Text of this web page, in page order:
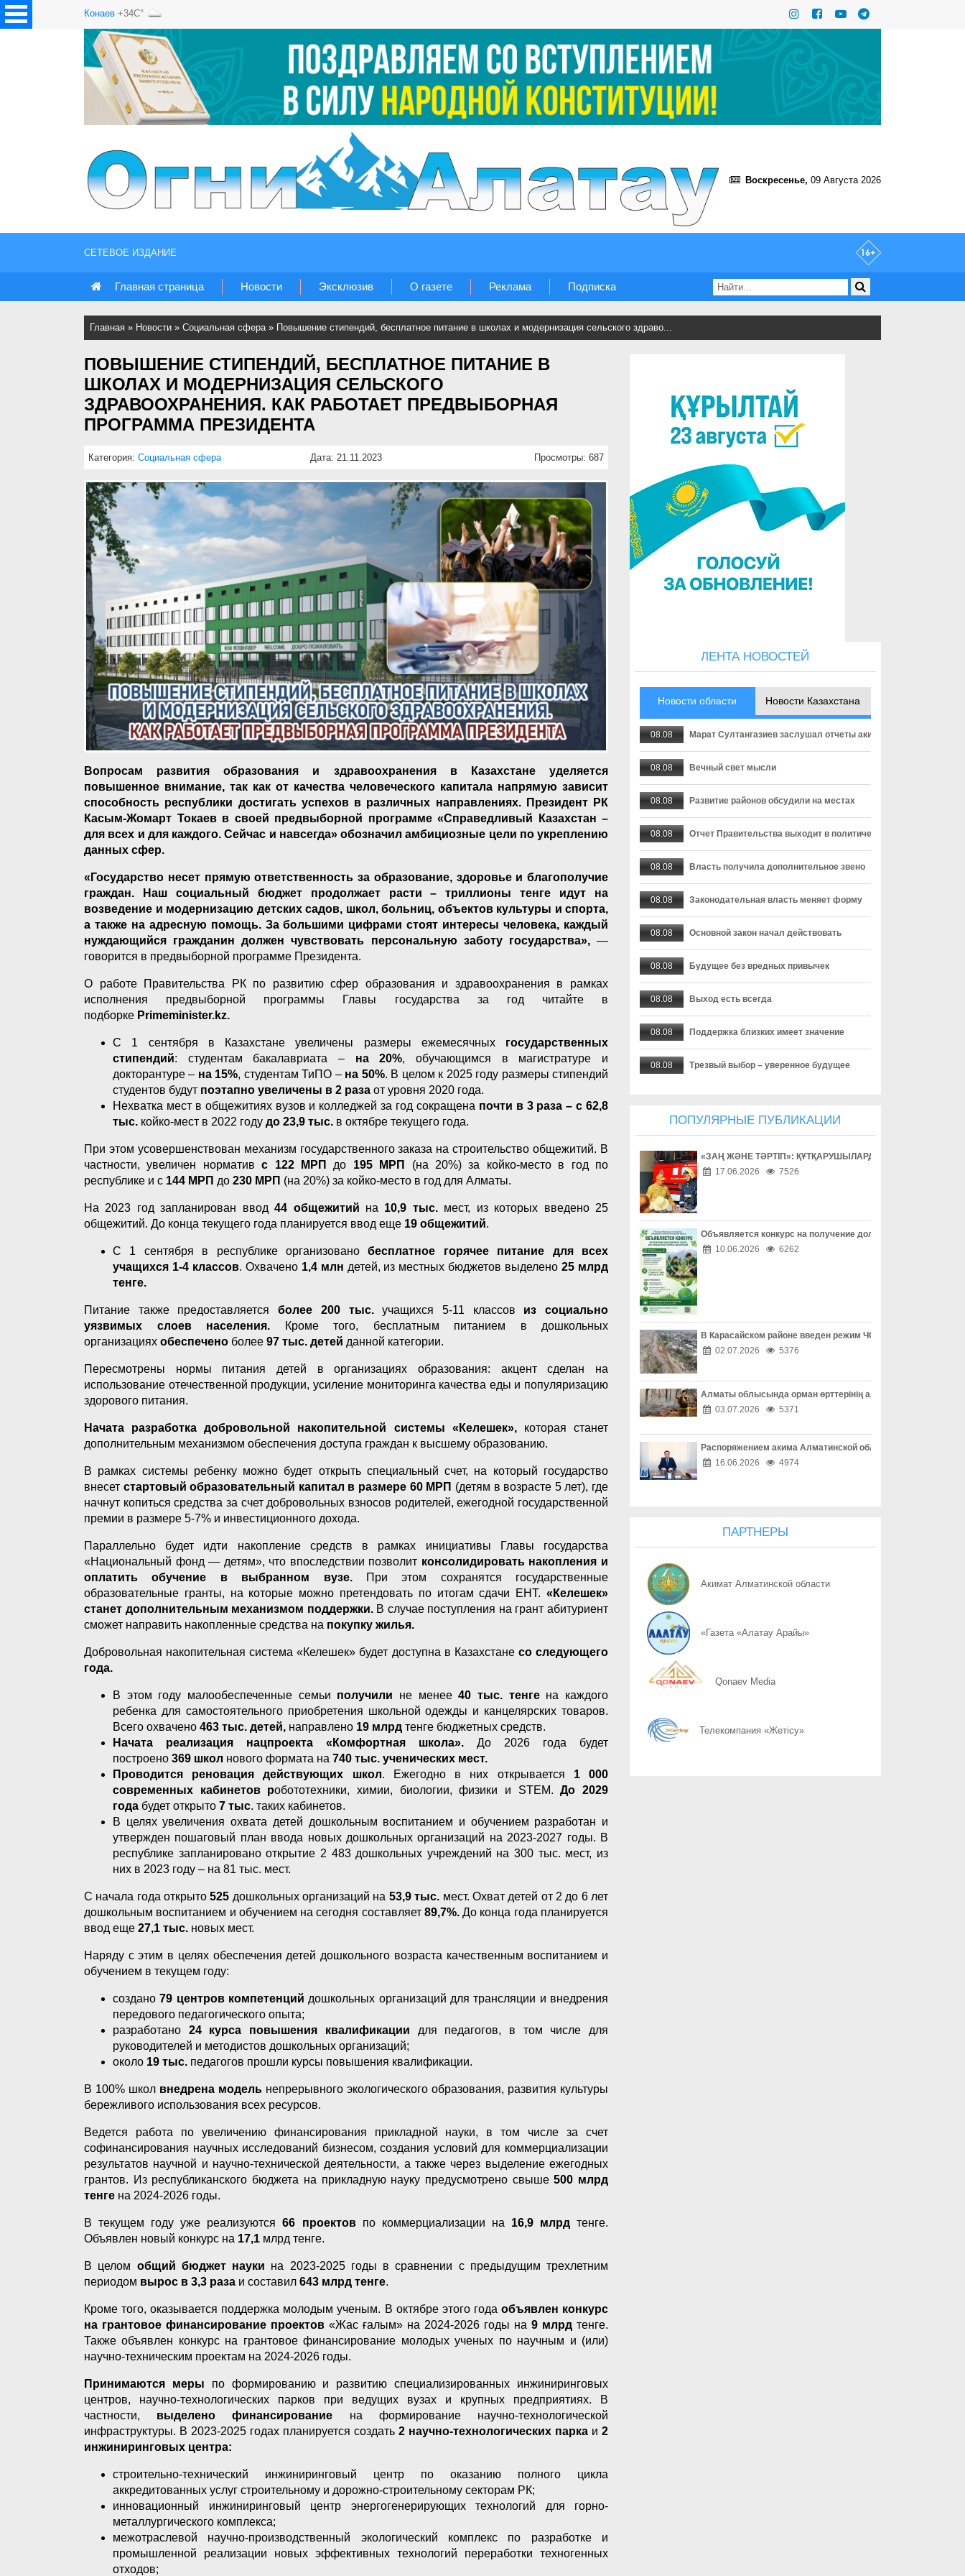
Конаев +34C°
Воскресенье, 09 Августа 2026
СЕТЕВОЕ ИЗДАНИЕ
Главная страница Новости Эксклюзив О газете Реклама Подписка
Главная » Новости » Социальная сфера » Повышение стипендий, бесплатное питание в школах и модернизация сельского здраво...
ПОВЫШЕНИЕ СТИПЕНДИЙ, БЕСПЛАТНОЕ ПИТАНИЕ В
ШКОЛАХ И МОДЕРНИЗАЦИЯ СЕЛЬСКОГО
ЗДРАВООХРАНЕНИЯ. КАК РАБОТАЕТ ПРЕДВЫБОРНАЯ
ПРОГРАММА ПРЕЗИДЕНТА
Категория: Социальная сфера Дата: 21.11.2023 Просмотры: 687
Вопросам развития образования и здравоохранения в Казахстане уделяется
повышенное внимание, так как от качества человеческого капитала напрямую зависит
способность республики достигать успехов в различных направлениях. Президент РК
Касым-Жомарт Токаев в своей предвыборной программе «Справедливый Казахстан –
для всех и для каждого. Сейчас и навсегда» обозначил амбициозные цели по укреплению
данных сфер.
«Государство несет прямую ответственность за образование, здоровье и благополучие
граждан. Наш социальный бюджет продолжает расти – триллионы тенге идут на
возведение и модернизацию детских садов, школ, больниц, объектов культуры и спорта,
а также на адресную помощь. За большими цифрами стоят интересы человека, каждый
нуждающийся гражданин должен чувствовать персональную заботу государства», —
говорится в предвыборной программе Президента.
О работе Правительства РК по развитию сфер образования и здравоохранения в рамках
исполнения предвыборной программы Главы государства за год читайте в
подборке Primeminister.kz.
С 1 сентября в Казахстане увеличены размеры ежемесячных государственных
стипендий: студентам бакалавриата – на 20%, обучающимся в магистратуре и
докторантуре – на 15%, студентам ТиПО – на 50%. В целом к 2025 году размеры стипендий
студентов будут поэтапно увеличены в 2 раза от уровня 2020 года.
Нехватка мест в общежитиях вузов и колледжей за год сокращена почти в 3 раза – с 62,8
тыс. койко-мест в 2022 году до 23,9 тыс. в октябре текущего года.
При этом усовершенствован механизм государственного заказа на строительство общежитий. В
частности, увеличен нормативс 122 МРП до 195 МРП
(на 20%) за койко-место в год по
республике и с 144 МРП до 230 МРП (на 20%) за койко-место в год для Алматы.
На 2023 год запланирован ввод44 общежитий на 10,9 тыс.мест, из которых введено 25
общежитий. До конца текущего года планируется ввод еще 19 общежитий.
С 1 сентября в республике организованобесплатное горячее питание для всех
учащихся 1-4 классов. Охвачено1,4 млн детей, из местных бюджетов выделено25 млрд
тенге.
Питание также предоставляетсяболее 200 тыс.учащихся 5-11 классов из социально
уязвимых слоев населения. Кроме того, бесплатным питанием в дошкольных
организациях обеспечено более 97 тыс. детей данной категории.
Пересмотрены нормы питания детей в организациях образования: акцент сделан на
использование отечественной продукции, усиление мониторинга качества еды и популяризацию
здорового питания.
Начата разработка добровольной накопительной системы «Келешек», которая станет
дополнительным механизмом обеспечения доступа граждан к высшему образованию.
В рамках системы ребенку можно будет открыть специальный счет, на который государство
внесет стартовый образовательный капитал в размере 60 МРП (детям в возрасте 5 лет), где
начнут копиться средства за счет добровольных взносов родителей, ежегодной государственной
премии в размере 5-7% и инвестиционного дохода.
Параллельно будет идти накопление средств в рамках инициативы Главы государства
«Национальный фонд — детям», что впоследствии позволит консолидировать накопления и
оплатить обучение в выбранном вузе.При этом сохранятся государственные
образовательные гранты, на которые можно претендовать по итогам сдачи ЕНТ. «Келешек»
станет дополнительным механизмом поддержки.В случае поступления на грант абитуриент
сможет направить накопленные средства на покупку жилья.
Добровольная накопительная система «Келешек» будет доступна в Казахстанесо следующего
года.
В этом году малообеспеченные семьи получили не менее40 тыс. тенгена каждого
ребенка для самостоятельного приобретения школьной одежды и канцелярских товаров.
Всего охвачено 463 тыс. детей, направлено 19 млрд тенге бюджетных средств.
Начата реализация нацпроекта «Комфортная школа». До 2026 года будет
построено 369 школ нового формата на 740 тыс. ученических мест.
Проводится реновация действующих школ. Ежегодно в них открывается 1 000
современных кабинетов робототехники, химии, биологии, физики и STEM.До 2029
года будет открыто 7 тыс. таких кабинетов.
В целях увеличения охвата детей дошкольным воспитанием и обучением разработан и
утвержден пошаговый план ввода новых дошкольных организаций на 2023-2027 годы. В
республике запланировано открытие 2 483 дошкольных учреждений на 300 тыс. мест, из
них в 2023 году – на 81 тыс. мест.
С начала года открыто 525 дошкольных организаций на 53,9 тыс. мест. Охват детей от 2 до 6 лет
дошкольным воспитанием и обучением на сегодня составляет 89,7%.До конца года планируется
ввод еще 27,1 тыс. новых мест.
Наряду с этим в целях обеспечения детей дошкольного возраста качественным воспитанием и
обучением в текущем году:
создано79 центров компетенций дошкольных организаций для трансляции и внедрения
передового педагогического опыта;
разработано 24 курса повышения квалификации для педагогов, в том числе для
руководителей и методистов дошкольных организаций;
около 19 тыс. педагогов прошли курсы повышения квалификации.
В 100% школ внедрена модель непрерывного экологического образования, развития культуры
бережливого использования всех ресурсов.
Ведется работа по увеличению финансирования прикладной науки, в том числе за счет
софинансирования научных исследований бизнесом, создания условий для коммерциализации
результатов научной и научно-технической деятельности, а также через выделение ежегодных
грантов. Из республиканского бюджета на прикладную науку предусмотрено свыше500 млрд
тенге на 2024-2026 годы.
В текущем году уже реализуются66 проектов по коммерциализации на 16,9 млрдтенге.
Объявлен новый конкурс на 17,1 млрд тенге.
В целом общий бюджет науки на 2023-2025 годы в сравнении с предыдущим трехлетним
периодом вырос в 3,3 раза и составил 643 млрд тенге.
Кроме того, оказывается поддержка молодым ученым. В октябре этого года объявлен конкурс
на грантовое финансирование проектов «Жас ғалым» на 2024-2026 годы на 9 млрд тенге.
Также объявлен конкурс на грантовое финансирование молодых ученых по научным и (или)
научно-техническим проектам на 2024-2026 годы.
Принимаются меры по формированию и развитию специализированных инжиниринговых
центров, научно-технологических парков при ведущих вузах и крупных предприятиях. В
частности, выделено финансирование на формирование научно-технологической
инфраструктуры. В 2023-2025 годах планируется создать 2 научно-технологических парка и 2
инжиниринговых центра:
строительно-технический инжиниринговый центр по оказанию полного цикла
аккредитованных услуг строительному и дорожно-строительному секторам РК;
инновационный инжиниринговый центр энергогенерирующих технологий для горно-
металлургического комплекса;
межотраслевой научно-производственный экологический комплекс по разработке и
промышленной реализации новых эффективных технологий переработки техногенных
отходов;
ЛЕНТА НОВОСТЕЙ
Новости области Новости Казахстана
08.08 Марат Султангазиев заслушал отчеты акимов сельских
08.08 Вечный свет мысли
08.08 Развитие районов обсудили на местах
08.08 Отчет Правительства выходит в политическую плоскость
08.08 Власть получила дополнительное звено
08.08 Законодательная власть меняет форму
08.08 Основной закон начал действовать
08.08 Будущее без вредных привычек
08.08 Выход есть всегда
08.08 Поддержка близких имеет значение
08.08 Трезвый выбор – уверенное будущее
08.08 Внимание за рулем спасает жизни
08.08 Безопасность начинается за рулем
08.08 Доверие сильнее опасных соблазнов
08.08 Осторожность – лучшая защита в сети
08.08 Одно решение может изменить жизнь
08.08 Профилактика сильнее зависимости
08.08 «Әділет» форумы, Respublica-ның ReTalks алаңы және Baytaq-
08.08 Форум «Әділет», ReTalks Respublica и экологический караван
08.08 Покупки без неприятных сюрпризов
«Ваш счет в опасности» - не спешите верить
08.08
08.08 Простые правила сохранности имущества
ПОПУЛЯРНЫЕ ПУБЛИКАЦИИ
«ЗАҢ ЖӘНЕ ТӘРТІП»: ҚҰТҚАРУШЫЛАРДЫҢ ЕҢБЕГІМЕН
17.06.2026
7526
Объявляется конкурс на получение долгосрочного гранта
10.06.2026
6262
В Карасайском районе введен режим ЧС местного масштаба
02.07.2026
5376
Алматы облысында орман өрттерінің алдын алу жұмыстары
03.07.2026
5371
Распоряжением акима Алматинской области Куаныш
16.06.2026
4974
ПАРТНЕРЫ
Акимат Алматинской области
«Газета «Алатау Арайы»
Qonaev Media
Телекомпания «Жетісу»